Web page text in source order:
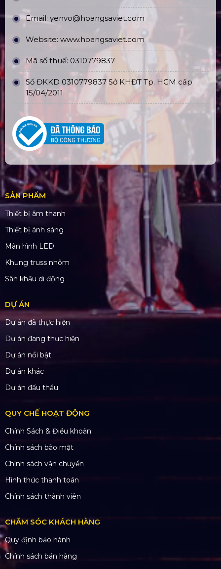
Email: yenvo@hoangsaviet.com
Website: www.hoangsaviet.com
Mã số thuế: 0310779837
Số ĐKKD 0310779837 Sở KHĐT Tp. HCM cấp
15/04/2011
SẢN PHẨM
Thiết bị âm thanh
Thiết bị ánh sáng
Màn hình LED
Khung truss nhôm
Sân khấu di động
DỰ ÁN
Dự án đã thực hiện
Dự án đang thực hiện
Dự án nổi bật
Dự án khác
Dự án đấu thầu
QUY CHẾ HOẠT ĐỘNG
Chính Sách & Điều khoản
Chính sách bảo mật
Chính sách vận chuyển
Hình thức thanh toán
Chính sách thành viên
CHĂM SÓC KHÁCH HÀNG
Quy định bảo hành
Chính sách bán hàng